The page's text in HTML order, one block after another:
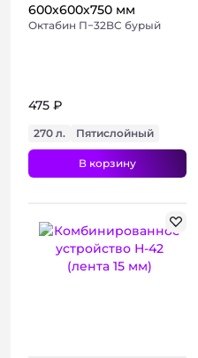
+ 2 фото
600х600х750 мм
Октабин П−32BC бурый
475 ₽
270 л. Пятислойный
В корзину